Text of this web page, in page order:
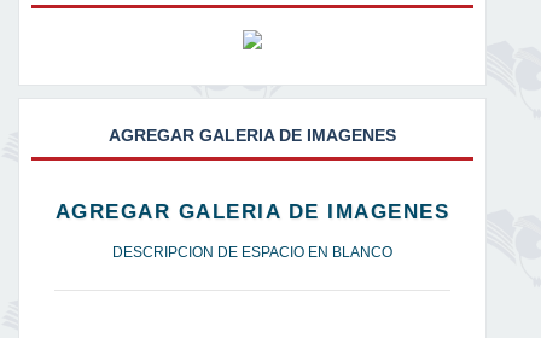
AGREGAR GALERIA DE IMAGENES
AGREGAR GALERIA DE IMAGENES
DESCRIPCION DE ESPACIO EN BLANCO